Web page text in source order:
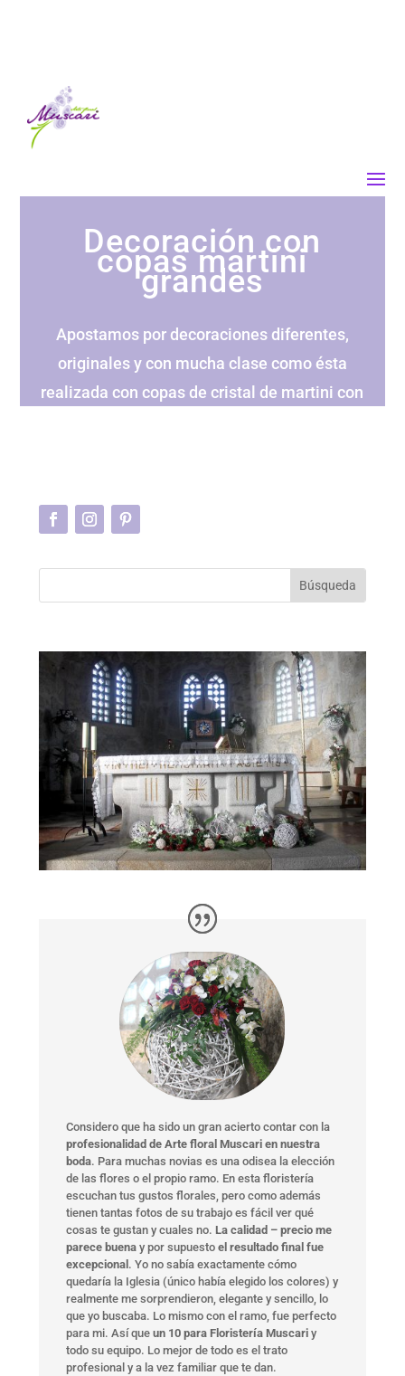
Decoración con
copas martini
grandes
Apostamos por decoraciones diferentes,
originales y con mucha clase como ésta
realizada con copas de cristal de martini con
Considero que ha sido un gran acierto contar con la
profesionalidad de Arte floral Muscari en nuestra
boda. Para muchas novias es una odisea la elección
de las flores o el propio ramo. En esta floristería
escuchan tus gustos florales, pero como además
tienen tantas fotos de su trabajo es fácil ver qué
cosas te gustan y cuales no. La calidad – precio me
parece buenay por supuesto el resultado final fue
excepcional . Yo no sabía exactamente cómo
quedaría la Iglesia (único había elegido los colores) y
realmente me sorprendieron, elegante y sencillo, lo
que yo buscaba. Lo mismo con el ramo, fue perfecto
para mi. Así que un 10 para Floristería Muscariy
todo su equipo. Lo mejor de todo es el trato
profesional y a la vez familiar que te dan.